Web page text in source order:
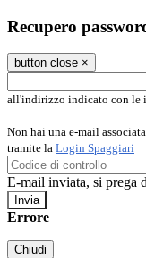
Recupero
button close ×
all'indirizzo indicato con le
Non hai una e-mail
tramite la Login Spaggiari
E-mail inviata, si prega
Errore
Chiudi